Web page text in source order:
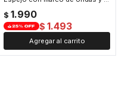
$ 1.990
$ 1.493